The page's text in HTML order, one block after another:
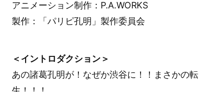
アニメーション制作：P.A.WORKS
製作：「パリピ孔明」製作委員会
＜イントロダクション＞
あの諸葛孔明が！なぜか渋谷に！！まさかの転